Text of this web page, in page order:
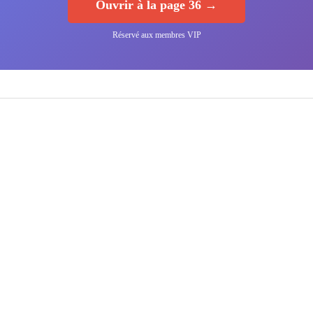
Ouvrir à la page 36 →
Réservé aux membres VIP